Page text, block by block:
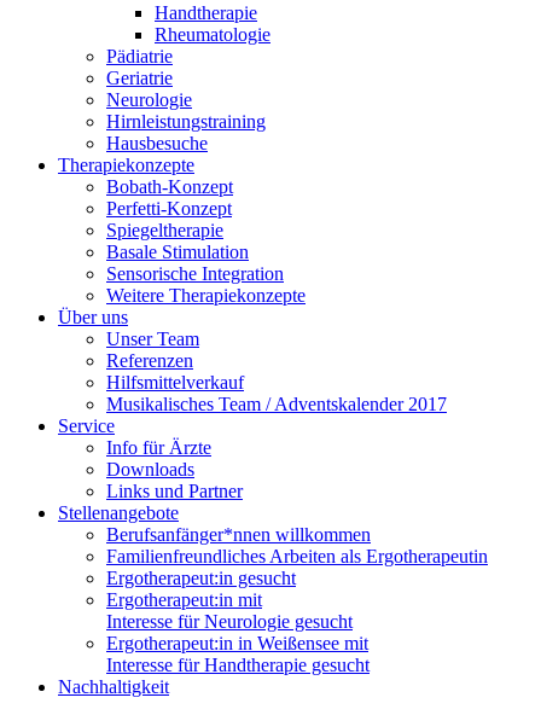
Handtherapie
Rheumatologie
Pädiatrie
Geriatrie
Neurologie
Hirnleistungstraining
Hausbesuche
Therapiekonzepte
Bobath-Konzept
Perfetti-Konzept
Spiegeltherapie
Basale Stimulation
Sensorische Integration
Weitere Therapiekonzepte
Über uns
Unser Team
Referenzen
Hilfsmittelverkauf
Musikalisches Team / Adventskalender 2017
Service
Info für Ärzte
Downloads
Links und Partner
Stellenangebote
Berufsanfänger*nnen willkommen
Familienfreundliches Arbeiten als Ergotherapeutin
Ergotherapeut:in gesucht
Ergotherapeut:in mit
Interesse für Neurologie gesucht
Ergotherapeut:in in Weißensee mit
Interesse für Handtherapie gesucht
Nachhaltigkeit